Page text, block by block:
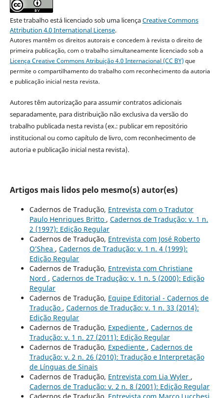
Este trabalho está licenciado sob uma licençaCreative Commons
Attribution 4.0 International License.
Autores mantêm os direitos autorais e concedem à revista o direito de
primeira publicação, com o trabalho simultaneamente licenciado sob a
Licença Creative Commons Atribuição 4.0 Internacional (CC BY)que
permite o compartilhamento do trabalho com reconhecimento da autoria
e publicação inicial nesta revista.
Autores têm autorização para assumir contratos adicionais
separadamente, para distribuição não exclusiva da versão do
trabalho publicada nesta revista (ex.: publicar em repositório
institucional ou como capítulo de livro, com reconhecimento de
autoria e publicação inicial nesta revista).
Artigos mais lidos pelo mesmo(s) autor(es)
Cadernos de Tradução, Entrevista com o Tradutor
Paulo Henriques Britto , Cadernos de Tradução: v. 1 n.
2 (1997): Edição Regular
Cadernos de Tradução, Entrevista com José Roberto
O’Shea , Cadernos de Tradução: v. 1 n. 4 (1999):
Edição Regular
Cadernos de Tradução, Entrevista com Christiane
Nord , Cadernos de Tradução: v. 1 n. 5 (2000): Edição
Regular
Cadernos de Tradução, Equipe Editorial - Cadernos de
Tradução , Cadernos de Tradução: v. 1 n. 33 (2014):
Edição Regular
Cadernos de Tradução, Expediente , Cadernos de
Tradução: v. 1 n. 27 (2011): Edição Regular
Cadernos de Tradução, Expediente , Cadernos de
Tradução: v. 2 n. 26 (2010): Tradução e Interpretação
de Línguas de Sinais
Cadernos de Tradução, Entrevista com Lia Wyler ,
Cadernos de Tradução: v. 2 n. 8 (2001): Edição Regular